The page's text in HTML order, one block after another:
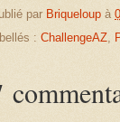
par Briqueloup à
: ChallengeAZ,